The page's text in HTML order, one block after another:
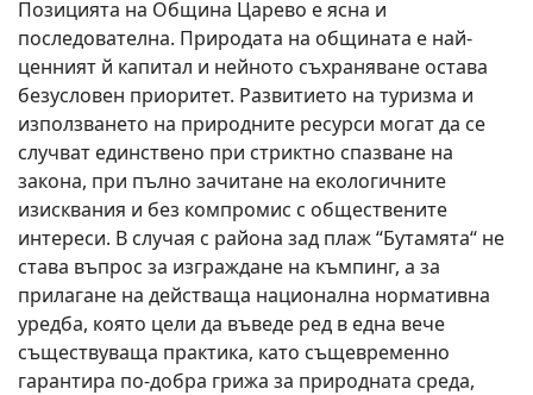
Позицията на Община Царево е ясна и
последователна. Природата на общината е най-
ценният й капитал и нейното съхраняване остава
безусловен приоритет. Развитието на туризма и
използването на природните ресурси могат да се
случват единствено при стриктно спазване на
закона, при пълно зачитане на екологичните
изисквания и без компромис с обществените
интереси. В случая с района зад плаж “Бутамята“ не
става въпрос за изграждане на къмпинг, а за
прилагане на действаща национална нормативна
уредба, която цели да въведе ред в една вече
съществуваща практика, като същевременно
гарантира по-добра грижа за природната среда,